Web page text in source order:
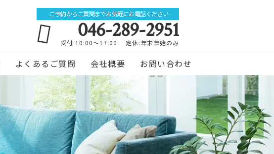
ご予約からご質問までお気軽にお電話ください
046-289-2951
受付:10:00～17:00 定休:年末年始のみ
よくあるご質問 会社概要 お問い合わせ